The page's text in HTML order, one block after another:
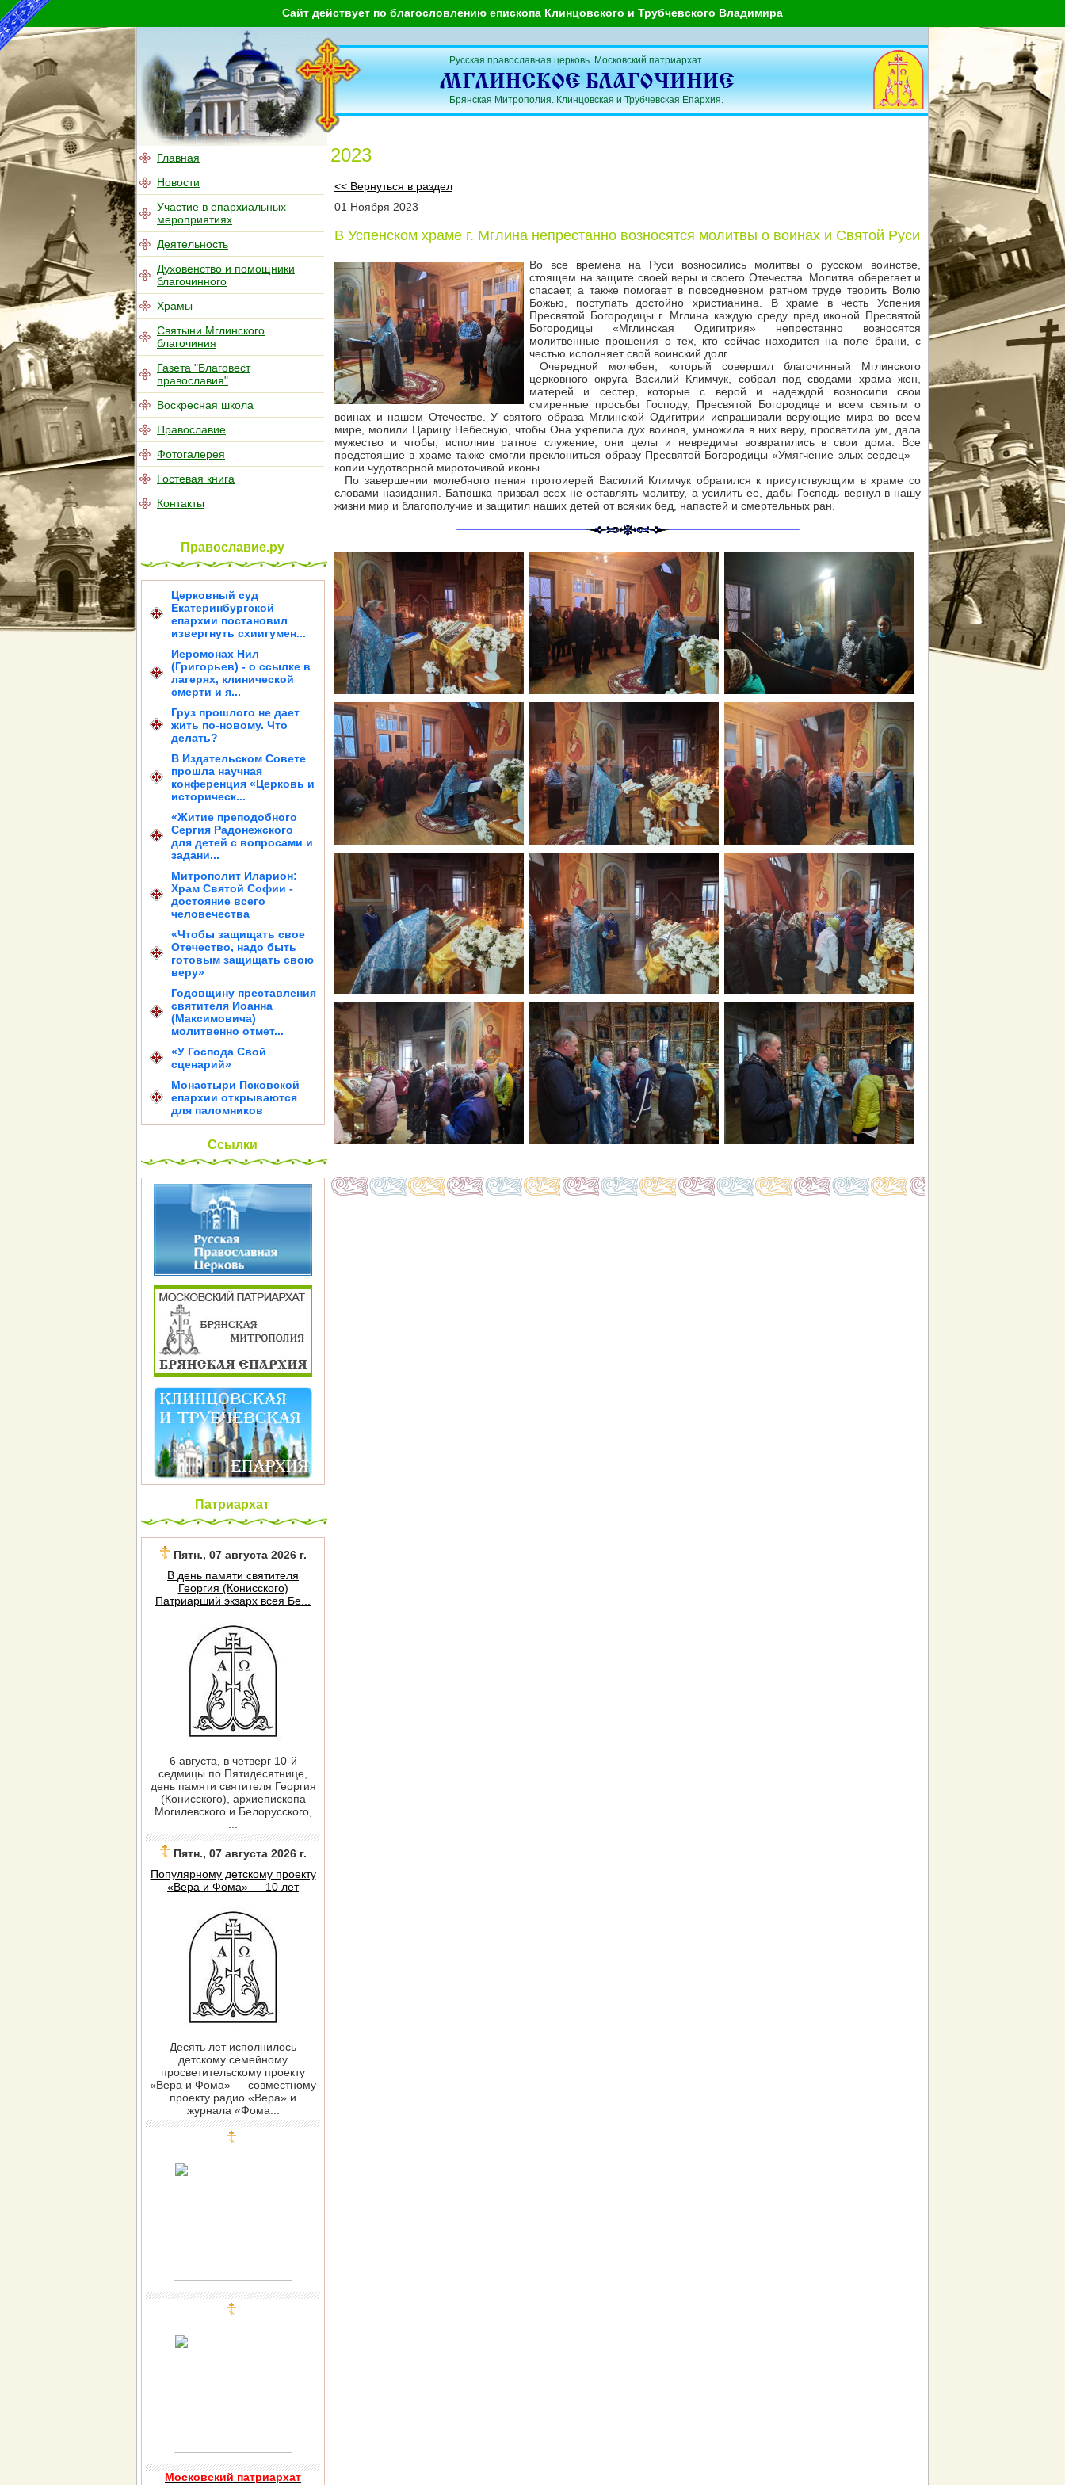
Сайт действует по благословлению епископа Клинцовского и Трубчевского Владимира
Главная
Новости
Участие в епархиальных
мероприятиях
Деятельность
Духовенство и помощники
благочинного
Храмы
Святыни Мглинского
благочиния
Газета "Благовест
православия"
Воскресная школа
Православие
Фотогалерея
Гостевая книга
Контакты
Православие.ру
Церковный суд
Екатеринбургской
епархии постановил
извергнуть схиигумен...
Иеромонах Нил
(Григорьев) - о ссылке в
лагерях, клинической
смерти и я...
Груз прошлого не дает
жить по-новому. Что
делать?
В Издательском Совете
прошла научная
конференция «Церковь и
историческ...
«Житие преподобного
Сергия Радонежского
для детей с вопросами и
задани...
Митрополит Иларион:
Храм Святой Софии -
достояние всего
человечества
«Чтобы защищать свое
Отечество, надо быть
готовым защищать свою
веру»
Годовщину преставления
святителя Иоанна
(Максимовича)
молитвенно отмет...
«У Господа Свой
сценарий»
Монастыри Псковской
епархии открываются
для паломников
Ссылки
Патриархат
Пятн., 07 августа 2026 г.
В день памяти святителя
Георгия (Конисского)
Патриарший экзарх всея Бе...
6 августа, в четверг 10-й
седмицы по Пятидесятнице,
день памяти святителя Георгия
(Конисского), архиепископа
Могилевского и Белорусского,
Пятн., 07 августа 2026 г.
Популярному детскому проекту
«Вера и Фома» — 10 лет
Десять лет исполнилось
детскому семейному
просветительскому проекту
«Вера и Фома» — совместному
проекту радио «Вера» и
журнала «Фома...
Московский патриархат
Русская православная церковь. Московский патриархат.
Брянская Митрополия. Клинцовская и Трубчевская Епархия.
2023
<< Вернуться в раздел
01 Ноября 2023
В Успенском храме г. Мглина непрестанно возносятся молитвы о воинах и Святой Руси
Во все времена на Руси возносились молитвы о русском воинстве,
стоящем на защите своей веры и своего Отечества. Молитва оберегает и
спасает, а также помогает в повседневном ратном труде творить Волю
Божью, поступать достойно христианина. В храме в честь Успения
Пресвятой Богородицы г. Мглина каждую среду пред иконой Пресвятой
Богородицы «Мглинская Одигитрия» непрестанно возносятся
молитвенные прошения о тех, кто сейчас находится на поле брани, с
честью исполняет свой воинский долг.
Очередной молебен, который совершил благочинный Мглинского
церковного округа Василий Климчук, собрал под сводами храма жен,
матерей и сестер, которые с верой и надеждой возносили свои
смиренные просьбы Господу, Пресвятой Богородице и всем святым о
воинах и нашем Отечестве. У святого образа Мглинской Одигитрии испрашивали верующие мира во всем
мире, молили Царицу Небесную, чтобы Она укрепила дух воинов, умножила в них веру, просветила ум, дала
мужество и чтобы, исполнив ратное служение, они целы и невредимы возвратились в свои дома. Все
предстоящие в храме также смогли преклониться образу Пресвятой Богородицы «Умягчение злых сердец» –
копии чудотворной мироточивой иконы.
По завершении молебного пения протоиерей Василий Климчук обратился к присутствующим в храме со
словами назидания. Батюшка призвал всех не оставлять молитву, а усилить ее, дабы Господь вернул в нашу
жизни мир и благополучие и защитил наших детей от всяких бед, напастей и смертельных ран.